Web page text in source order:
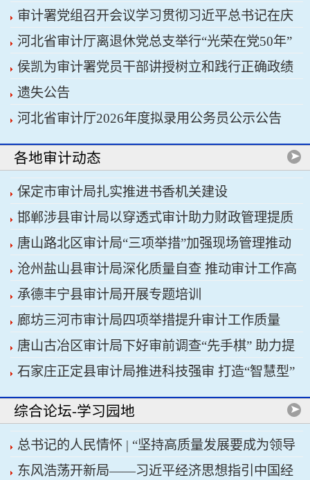
际联席会议
体会议召开
审计署党组召开会议学习贯彻习近平总书记在庆
祝中国共产党成立105周年大会上的重要讲话精神
河北省审计厅离退休党总支举行“光荣在党50年”
纪念章颁发仪式
侯凯为审计署党员干部讲授树立和践行正确政绩
观学习教育专题党课
遗失公告
河北省审计厅2026年度拟录用公务员公示公告
各地审计动态
保定市审计局扎实推进书香机关建设
邯郸涉县审计局以穿透式审计助力财政管理提质
增效
唐山路北区审计局“三项举措”加强现场管理推动
审计工作科学规范
沧州盐山县审计局深化质量自查 推动审计工作高
质量发展
承德丰宁县审计局开展专题培训
廊坊三河市审计局四项举措提升审计工作质量
唐山古冶区审计局下好审前调查“先手棋” 助力提
升项目质效
石家庄正定县审计局推进科技强审 打造“智慧型”
审计机关
综合论坛-学习园地
总书记的人民情怀 | “坚持高质量发展要成为领导
干部政绩观的重要内容”
东风浩荡开新局——习近平经济思想指引中国经